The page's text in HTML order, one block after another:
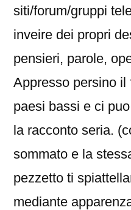
siti/forum/gruppi
inveire dei propri
pensieri, parole,
Appresso persino
paesi bassi e ci
la racconto seria.
sommato e la
pezzetto ti
mediante